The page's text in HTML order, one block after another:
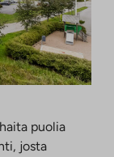
puolia
josta